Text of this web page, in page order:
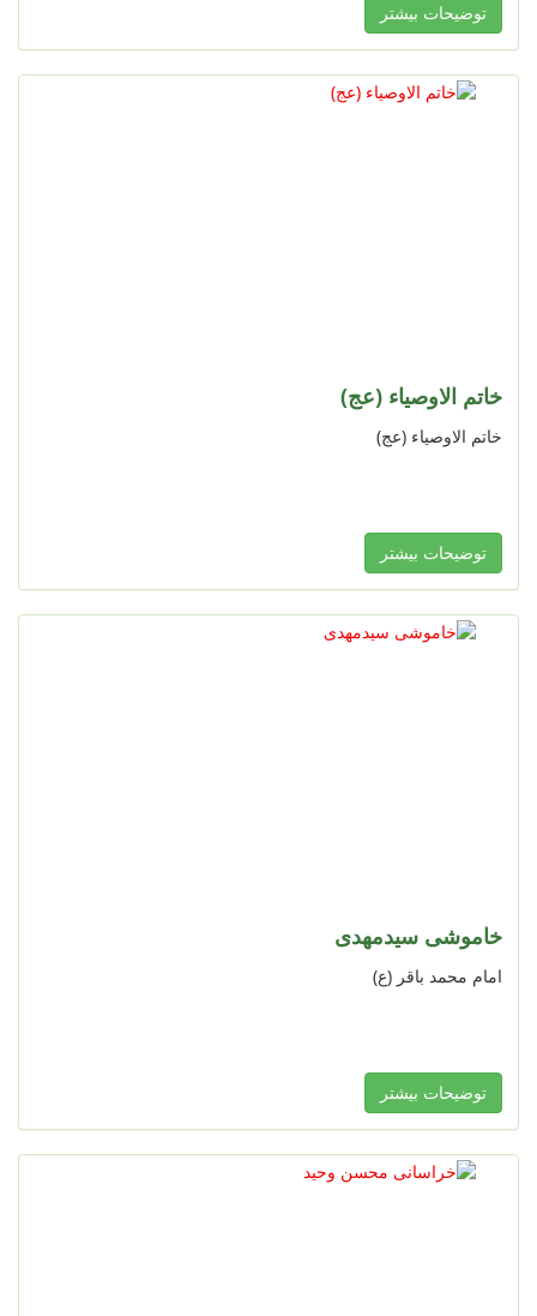
توضیحات بیشتر
خاتم الاوصیاء (عج)
خاتم الاوصیاء (عج)
توضیحات بیشتر
خاموشی سیدمهدی
امام محمد باقر (ع)
توضیحات بیشتر